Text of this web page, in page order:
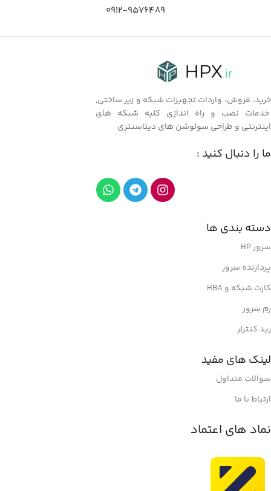
0912-9576489
خرید، فروش، واردات تجهیزات شبکه و زیر ساختی,
خدمات نصب و راه اندازی کلیه شبکه های
اینترنتی و طراحی سولوشن های دیتاسنتری
ما را دنبال کنید :
دسته بندی ها
سرور HP
پردازنده سرور
کارت شبکه و HBA
رم سرور
رید کنترلر
لینک های مفید
سوالات متداول
ارتباط با ما
نماد های اعتماد